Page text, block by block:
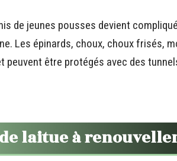
de jeunes pousses devient
Les épinards, choux, choux frisés,
peuvent être protégés avec des
laitue à